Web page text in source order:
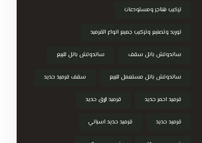
تركيب هناجر ومستودعات
توريد وتصنيع وتركيب جميع انواع القرميد
ساندوتش بانل سقف ساندوتش بانل للبيع
ساندوتش بانل مستعمل للبيع سقف قرميد حديد
قرميد احمر حديد قرميد ازرق حديد
قرميد حديد قرميد حديد اسباني